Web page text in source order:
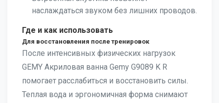
наслаждаться звуком без лишних проводов.
Где и как использовать
Для восстановления после тренировок
После интенсивных физических нагрузок
GEMY Акриловая ванна Gemy G9089 K R
помогает расслабиться и восстановить силы.
Теплая вода и эргономичная форма снимают